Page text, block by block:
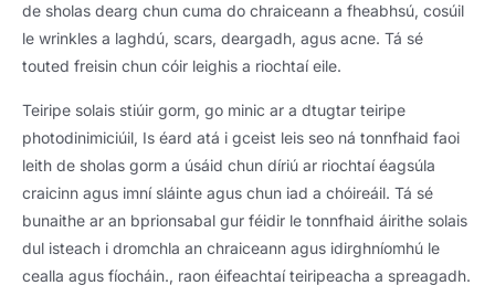
de sholas dearg chun cuma do chraiceann a fheabhsú, cosúil
le wrinkles a laghdú, scars, deargadh, agus acne. Tá sé
touted freisin chun cóir leighis a riochtaí eile.
Teiripe solais stiúir gorm, go minic ar a dtugtar teiripe
photodinimiciúil, Is éard atá i gceist leis seo ná tonnfhaid faoi
leith de sholas gorm a úsáid chun díriú ar riochtaí éagsúla
craicinn agus imní sláinte agus chun iad a chóireáil. Tá sé
bunaithe ar an bprionsabal gur féidir le tonnfhaid áirithe solais
dul isteach i dromchla an chraiceann agus idirghníomhú le
cealla agus fíocháin., raon éifeachtaí teiripeacha a spreagadh.